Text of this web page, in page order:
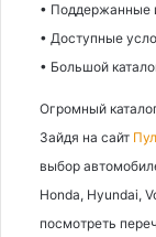
• Поддержанные
• Доступные
• Большой
Огромный
Зайдя на сайт
выбор
Honda, Hyundai,
посмотреть